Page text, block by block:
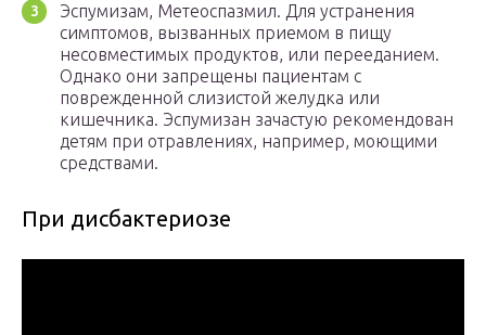
Эспумизам, Метеоспазмил. Для устранения
симптомов, вызванных приемом в пищу
несовместимых продуктов, или перееданием.
Однако они запрещены пациентам с
поврежденной слизистой желудка или
кишечника. Эспумизан зачастую рекомендован
детям при отравлениях, например, моющими
средствами.
При дисбактериозе